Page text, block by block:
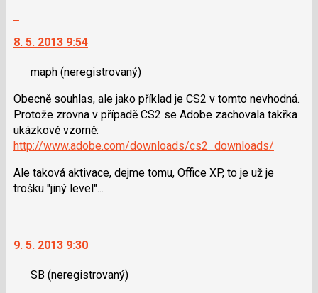
pro
nový
názor
další
názor.
navigaci
lze
použít
i
klávesy
N
P
předchozí
8. 5. 2013 9:54
maph (neregistrovaný)
Obecně souhlas, ale jako příklad je CS2 v tomto nevhodná.
Protože zrovna v případě CS2 se Adobe zachovala takřka
ukázkově vzorně:
http://www.adobe.com/downloads/cs2_downloads/
Ale taková aktivace, dejme tomu, Office XP, to je už je
trošku "jiný level"...
další
názor.
9. 5. 2013 9:30
SB (neregistrovaný)